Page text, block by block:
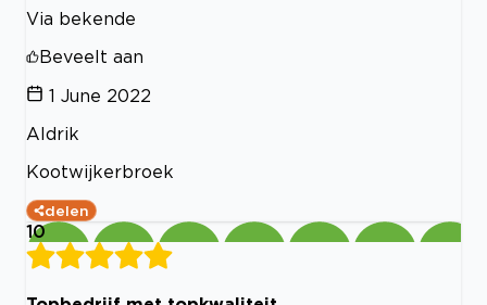
Via bekende
Beveelt aan
1 June 2022
Aldrik
Kootwijkerbroek
delen
10